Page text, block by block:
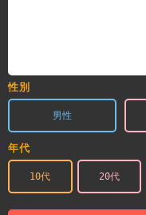
性別
男性
年代
10代 20代